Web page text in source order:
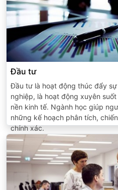
Đầu tư
Đầu tư là hoạt động thúc đẩy
nghiệp, là hoạt động xuyên
nền kinh tế. Ngành học giúp
những kế hoạch phân tích,
chính xác.